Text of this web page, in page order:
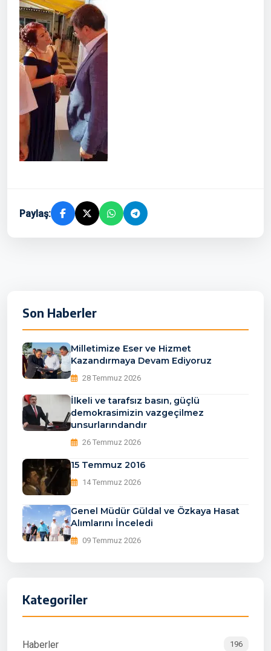
Paylaş:
Son Haberler
Milletimize Eser ve Hizmet
Kazandırmaya Devam Ediyoruz
28 Temmuz 2026
İlkeli ve tarafsız basın, güçlü
demokrasimizin vazgeçilmez
unsurlarındandır
26 Temmuz 2026
15 Temmuz 2016
14 Temmuz 2026
Genel Müdür Güldal ve Özkaya Hasat
Alımlarını İnceledi
09 Temmuz 2026
Kategoriler
Haberler 196